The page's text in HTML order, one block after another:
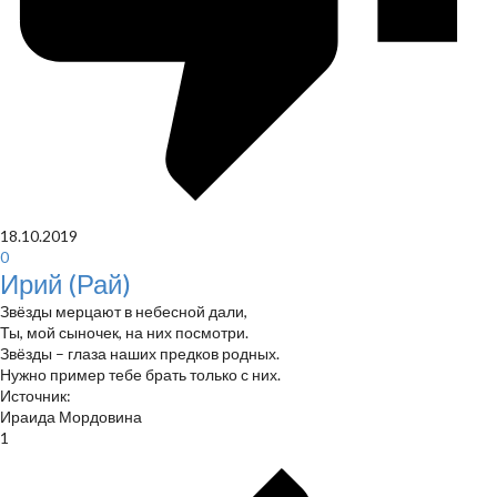
18.10.2019
0
Ирий (Рай)
Звёзды мерцают в небесной дали,
Ты, мой сыночек, на них посмотри.
Звёзды – глаза наших предков родных.
Нужно пример тебе брать только с них.
Источник:
Ираида Мордовина
1